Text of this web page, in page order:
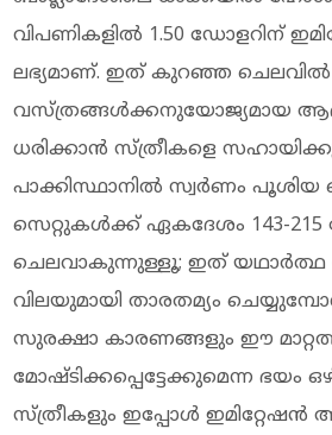
വിപണികളില്‍ 1.50 ഡോളറിന്
ലഭ്യമാണ്. ഇത് കുറഞ്ഞ ചെലവില്‍
വസ്ത്രങ്ങള്‍ക്കനുയോജ്യമായ
ധരിക്കാന്‍ സ്ത്രീകളെ
പാക്കിസ്ഥാനില്‍ സ്വര്‍ണം
സെറ്റുകള്‍ക്ക് ഏകദേശം 143-215
ചെലവാകുന്നുള്ളൂ; ഇത് യഥാര്‍ത്ഥ
വിലയുമായി താരതമ്യം
സുരക്ഷാ കാരണങ്ങളും ഈ
മോഷ്ടിക്കപ്പെട്ടേക്കുമെന്ന ഭയം
സ്ത്രീകളും ഇപ്പോള്‍